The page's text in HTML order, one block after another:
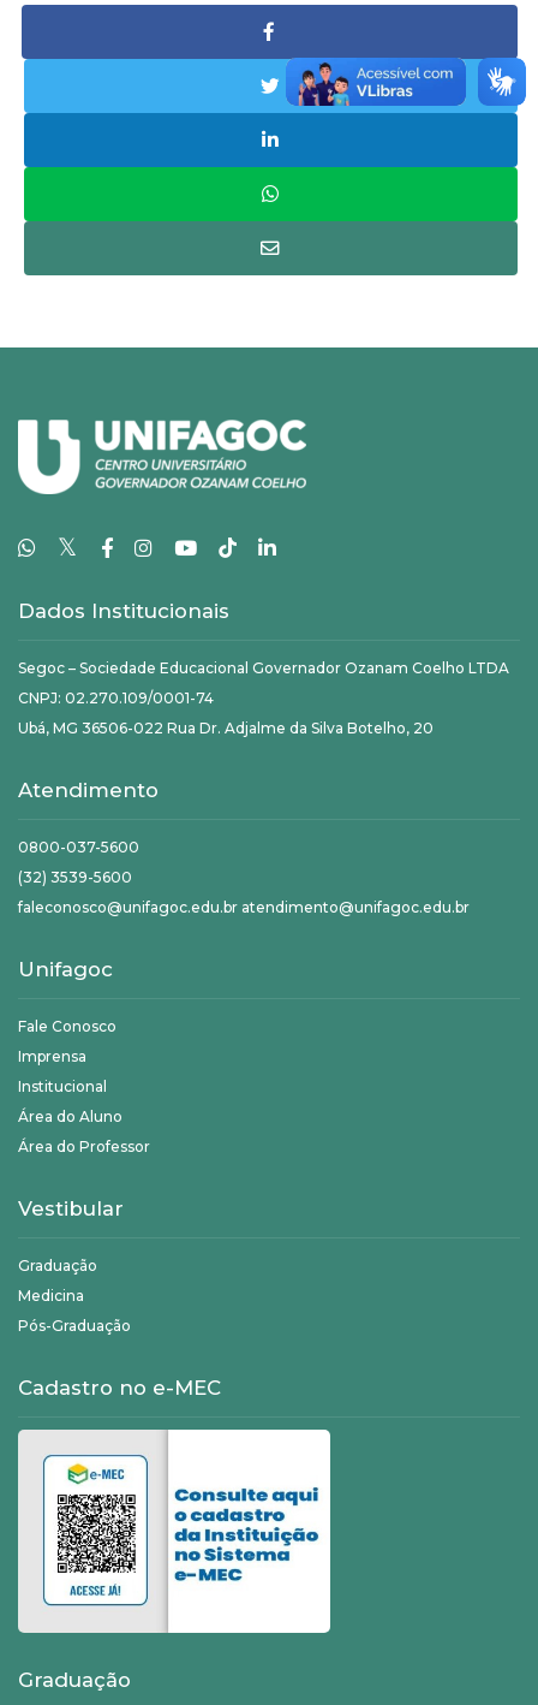
𝕏
Dados Institucionais
Segoc – Sociedade Educacional Governador Ozanam Coelho LTDA
CNPJ: 02.270.109/0001-74
Ubá, MG 36506-022 Rua Dr. Adjalme da Silva Botelho, 20
Atendimento
0800-037-5600
(32) 3539-5600
faleconosco@unifagoc.edu.br atendimento@unifagoc.edu.br
Unifagoc
Fale Conosco
Imprensa
Institucional
Área do Aluno
Área do Professor
Vestibular
Graduação
Medicina
Pós-Graduação
Cadastro no e-MEC
Graduação